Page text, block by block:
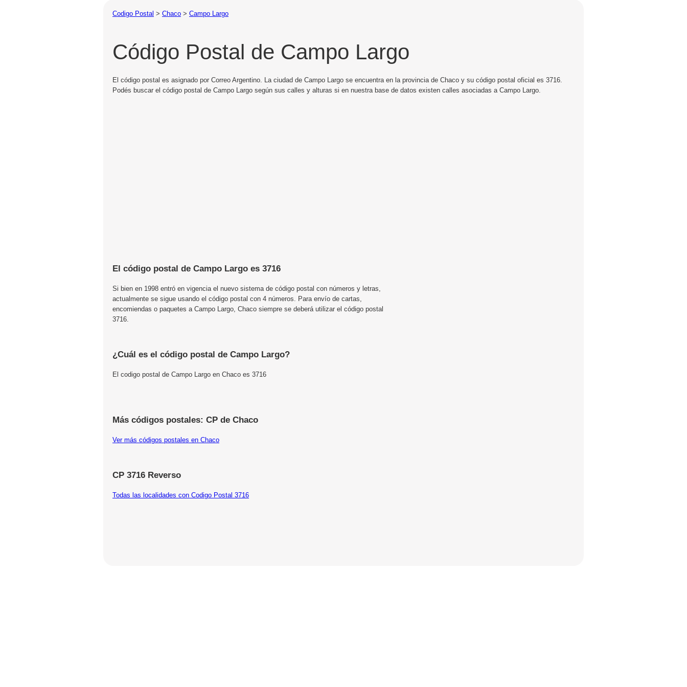
Codigo Postal > Chaco > Campo Largo
Código Postal de Campo Largo
El código postal es asignado por Correo Argentino. La ciudad de Campo Largo se encuentra en la provincia de Chaco y su código postal oficial es 3716.
Podés buscar el código postal de Campo Largo según sus calles y alturas si en nuestra base de datos existen calles asociadas a Campo Largo.
El código postal de Campo Largo es 3716
Si bien en 1998 entró en vigencia el nuevo sistema de código postal con números y letras,
actualmente se sigue usando el código postal con 4 números. Para envío de cartas,
encomiendas o paquetes a Campo Largo, Chaco siempre se deberá utilizar el código postal
3716.
¿Cuál es el código postal de Campo Largo?
El codigo postal de Campo Largo en Chaco es 3716
Más códigos postales: CP de Chaco
Ver más códigos postales en Chaco
CP 3716 Reverso
Todas las localidades con Codigo Postal 3716